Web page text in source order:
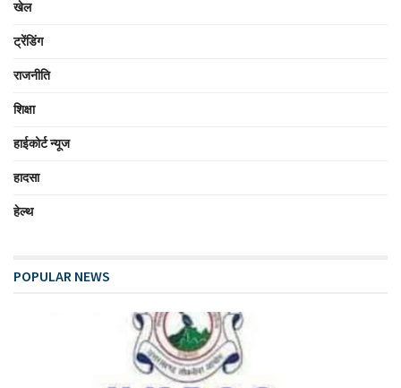
खेल
ट्रेंडिंग
राजनीति
शिक्षा
हाईकोर्ट न्यूज
हादसा
हेल्थ
POPULAR NEWS